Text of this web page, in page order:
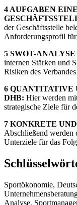
4 AUFGABEN
der Geschäftsstelle
Anforderungsprofil
5 SWOT-
internen Stärken und
Risiken des
6 QUANTITATIVE
DHB: Hier werden
strategische Ziele für
7 KONKRETE
Abschließend werden
Unterziele für das
Sportökonomie,
Analyse,